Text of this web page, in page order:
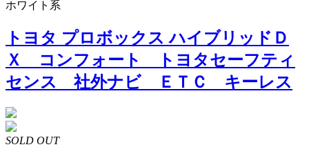
ホワイト系
トヨタ プロボックス ハイブリッドＤ
Ｘ コンフォート トヨタセーフティ
センス 社外ナビ ＥＴＣ キーレス
SOLD OUT